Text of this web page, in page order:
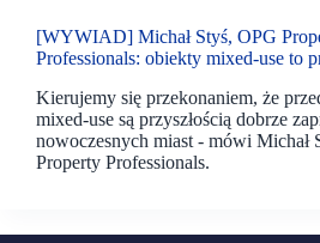
[WYWIAD] Michał Styś, OPG
Professionals: obiekty mixed-use to
Kierujemy się przekonaniem, że
mixed-use są przyszłością dobrze
nowoczesnych miast - mówi Michał
Property Professionals.